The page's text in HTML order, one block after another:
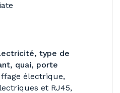
type de
quai, porte
électrique,
et RJ45,